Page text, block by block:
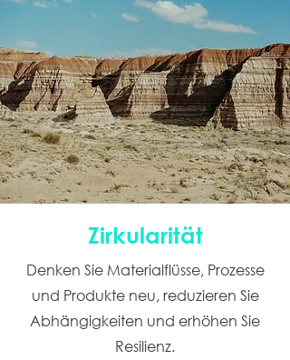
Zirkularität
Denken Sie Materialflüsse, Prozesse
und Produkte neu, reduzieren Sie
Abhängigkeiten und erhöhen Sie
Resilienz.